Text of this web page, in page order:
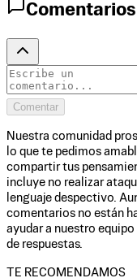
Comentarios
Comentar
Nuestra comunidad
lo que te pedimos
compartir tus
incluye no realizar
lenguaje despectivo.
comentarios no están
ayudar a nuestro
de respuestas.
TE RECOMENDAMOS